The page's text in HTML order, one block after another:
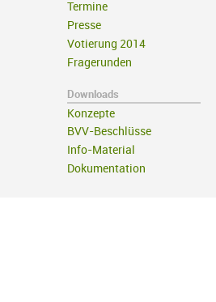
Termine
Presse
Votierung 2014
Fragerunden
Downloads
Konzepte
BVV-Beschlüsse
Info-Material
Dokumentation